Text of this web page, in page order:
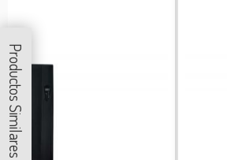
Productos Similares